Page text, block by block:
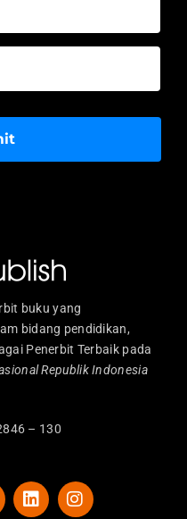
buku yang
bidang pendidikan,
Penerbit Terbaik pada
Republik Indonesia
– 130
L
i
I
n